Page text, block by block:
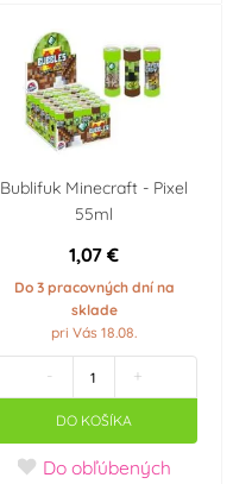
Bublifuk Minecraft - Pixel
55ml
1,07 €
Do 3 pracovných dní na
sklade
pri Vás 18.08.
- +
DO KOŠÍKA
Do obľúbených